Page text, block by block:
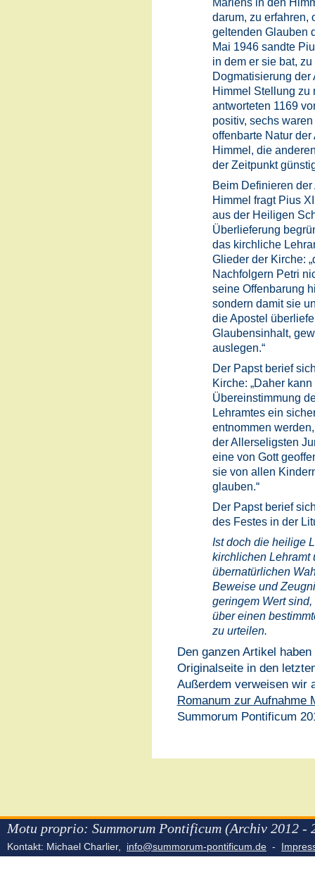
darum, zu erfahren,
geltenden Glauben
Mai 1946 sandte
in dem er sie bat,
Dogmatisierung der
Himmel Stellung zu
antworteten 1169
positiv, sechs
offenbarte Natur
Himmel, die
der Zeitpunkt
Beim Definieren
Himmel fragt Pius
aus der Heiligen
Überlieferung
das kirchliche
Glieder der Kirche:
Nachfolgern Petri
seine Offenbarung
sondern damit sie
die Apostel
Glaubensinhalt,
auslegen.“
Der Papst berief
Kirche: „Daher
Übereinstimmung
Lehramtes ein
entnommen
der Allerseligsten
eine von Gott
sie von allen
glauben.“
Der Papst berief
des Festes in der
Ist doch die heilige
kirchlichen Lehramt
übernatürlichen
Beweise und
geringem Wert
über einen
zu urteilen.
Den ganzen Artikel
Originalseite in den
Außerdem verweisen wir
Romanum zur Aufnahme
Summorum Pontificum
Motu proprio: Summorum Pontificum (Archiv 2012 -
Kontakt: Michael Charlier, info@summorum-pontificum.de -